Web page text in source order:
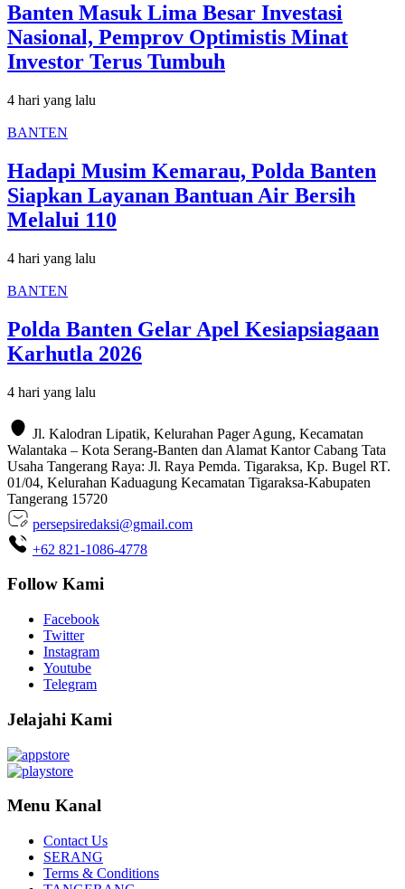
Banten Masuk Lima Besar Investasi
Nasional, Pemprov Optimistis Minat
Investor Terus Tumbuh
4 hari yang lalu
BANTEN
Hadapi Musim Kemarau, Polda Banten
Siapkan Layanan Bantuan Air Bersih
Melalui 110
4 hari yang lalu
BANTEN
Polda Banten Gelar Apel Kesiapsiagaan
Karhutla 2026
4 hari yang lalu
Jl. Kalodran Lipatik, Kelurahan Pager Agung, Kecamatan
Walantaka – Kota Serang-Banten dan Alamat Kantor Cabang Tata
Usaha Tangerang Raya: Jl. Raya Pemda. Tigaraksa, Kp. Bugel RT.
01/04, Kelurahan Kaduagung Kecamatan Tigaraksa-Kabupaten
Tangerang 15720
persepsiredaksi@gmail.com
+62 821-1086-4778
Follow Kami
Facebook
Twitter
Instagram
Youtube
Telegram
Jelajahi Kami
Menu Kanal
Contact Us
SERANG
Terms & Conditions